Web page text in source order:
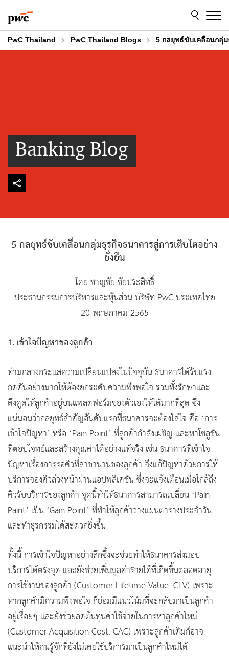
to
content
to
footer
PwC Thailand PwC Thailand Blogs 5 กลยุทธ์ขับเคลื่อนกลุ่
Banking Blog
5 กลยุทธ์ขับเคลื่อนกลุ่มธุรกิจธนาคารสู่การเติบโตอย่าง
ยั่งยืน
โดย ชาญชัย ชัยประสิทธิ์
ประธานกรรมการบริหารและหุ้นส่วน บริษัท PwC ประเทศไทย
20 พฤษภาคม 2565
1. เข้าใจปัญหาของลูกค้า
ท่ามกลางกระแสความเปลี่ยนแปลงในปัจจุบัน ธนาคารได้รับแรง
กดดันอย่างมากให้ต้องยกระดับความพึงพอใจ รวมทั้งรักษาและ
ดึงดูดให้ลูกค้าอยู่บนแพลตฟอร์มของตัวเองให้ได้มากที่สุด ซึ่ง
แน่นอนว่ากลยุทธ์สำคัญอันดับแรกที่ธนาคารจะต้องใส่ใจ คือ ‘การ
เข้าใจปัญหา’ หรือ ‘Pain Point’ ที่ลูกค้ากำลังเผชิญ และหาโซลูชัน
ที่ตอบโจทย์และสร้างคุณค่าได้อย่างแท้จริง เช่น ธนาคารที่เข้าใจ
ปัญหาเรื่องการรอคิวที่สาขานานของลูกค้า จึงแก้ปัญหาด้วยการให้
บริการจองคิวล่วงหน้าผ่านแอปพลิเคชัน ซึ่งจะแจ้งเตือนเมื่อใกล้ถึง
คิวรับบริการของลูกค้า จุดนี้ทำให้ธนาคารสามารถเปลี่ยน ‘Pain
Paint’ เป็น ‘Gain Point’ ที่ทำให้ลูกค้าวางแผนตารางประจำวัน
และทำธุรกรรมได้สะดวกยิ่งขึ้น
ทั้งนี้ การเข้าใจปัญหาอย่างลึกซึ้งจะช่วยทำให้ธนาคารส่งมอบ
บริการได้ตรงจุด และยังช่วยเพิ่มมูลค่ารายได้ที่เกิดขึ้นตลอดอายุ
การใช้งานของลูกค้า (Customer Lifetime Value: CLV) เพราะ
หากลูกค้ามีความพึงพอใจ ก็ย่อมมีแนวโน้มที่จะกลับมาเป็นลูกค้า
อยู่เรื่อยๆ และยังช่วยลดต้นทุนค่าใช้จ่ายในการหาลูกค้าใหม่
(Customer Acquisition Cost: CAC) เพราะลูกค้าเดิมก็อาจ
แนะนำให้คนรู้จักที่ยังไม่เคยใช้บริการมาเป็นลูกค้าใหม่ได้